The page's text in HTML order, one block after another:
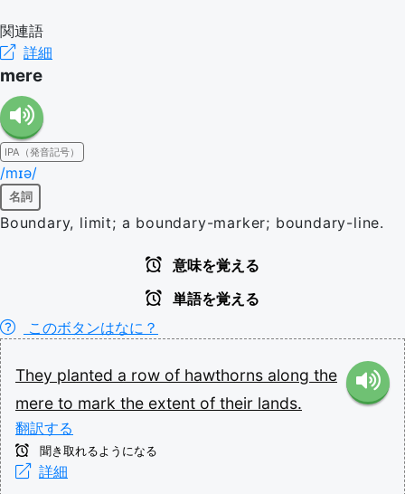
関連語
詳細
mere
IPA（発音記号）
/mɪə/
名詞
Boundary, limit; a boundary-marker; boundary-line.
意味を覚える
単語を覚える
このボタンはなに？
They planted a row of hawthorns along the
mere to mark the extent of their lands.
翻訳する
聞き取れるようになる
詳細